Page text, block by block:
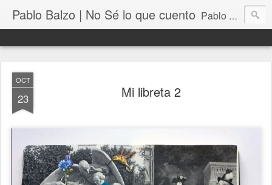
Pablo Balzo | No Sé lo que cuento Pablo Balzo Ilustración-collage
OCT
23 Mi libreta 2